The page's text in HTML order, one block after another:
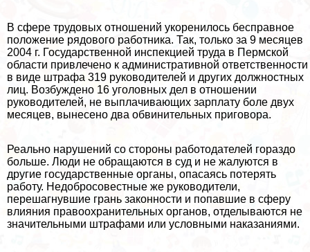
В сфере трудовых отношений укоренилось бесправное
положение рядового работника. Так, только за 9 месяцев
2004 г. Государственной инспекцией труда в Пермской
области привлечено к административной ответственности
в виде штрафа 319 руководителей и других должностных
лиц. Возбуждено 16 уголовных дел в отношении
руководителей, не выплачивающих зарплату боле двух
месяцев, вынесено два обвинительных приговора.
Реально нарушений со стороны работодателей гораздо
больше. Люди не обращаются в суд и не жалуются в
другие государственные органы, опасаясь потерять
работу. Недобросовестные же руководители,
перешагнувшие грань законности и попавшие в сферу
влияния правоохранительных органов, отделываются не
значительными штрафами или условными наказаниями.